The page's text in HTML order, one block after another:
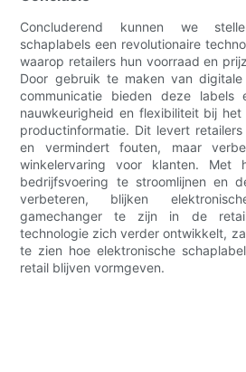
Concluderend kunnen we
schaplabels een revolutionaire
waarop retailers hun voorraad en
Door gebruik te maken van
communicatie bieden deze labels
nauwkeurigheid en flexibiliteit bij
productinformatie. Dit levert
en vermindert fouten, maar
winkelervaring voor klanten. Met
bedrijfsvoering te stroomlijnen en
verbeteren, blijken
gamechanger te zijn in de
technologie zich verder ontwikkelt,
te zien hoe elektronische
retail blijven vormgeven.